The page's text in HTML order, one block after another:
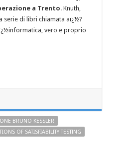
a Trento. Knuth,
di libri chiamata aï¿½?
vero e proprio
BRUNO KESSLER
OF SATISFIABILITY TESTING